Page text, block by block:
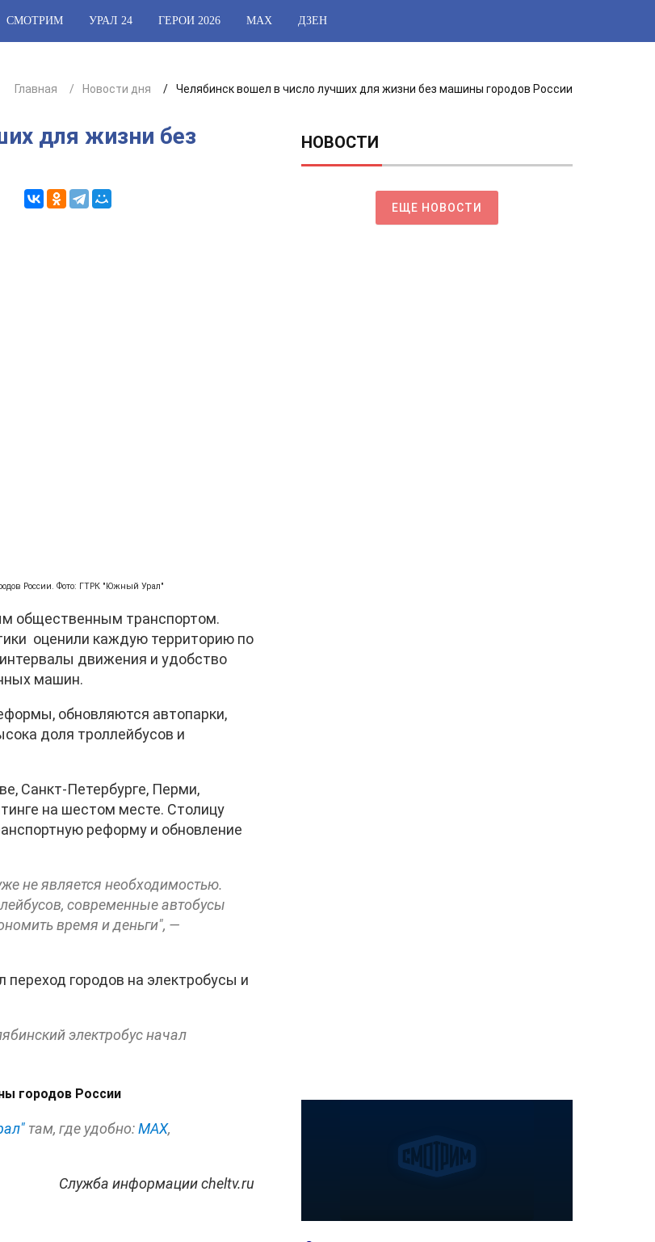
СМОТРИМ УРАЛ 24 ГЕРОИ 2026 МАХ ДЗЕН
Главная Новости дня Челябинск вошел в число лучших для жизни без машины городов России
для жизни без
России. Фото: ГТРК "Южный Урал"
общественным транспортом.
оценили каждую территорию по
движения и удобство
машин.
обновляются автопарки,
доля троллейбусов и
Санкт-Петербурге, Перми,
на шестом месте. Столицу
реформу и обновление
не является необходимостью.
современные автобусы
время и деньги", —
переход городов на электробусы и
электробус начал
городов России
там, где удобно:МАХ,
Служба информации cheltv.ru
НОВОСТИ
ЕЩЕ НОВОСТИ